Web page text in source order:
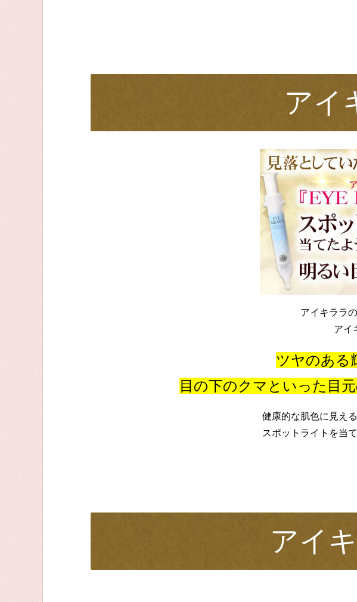
アイ
アイキララ
アイ
ツヤのある
目の下のクマといった目
健康的な肌色に見え
スポットライトを当
アイ